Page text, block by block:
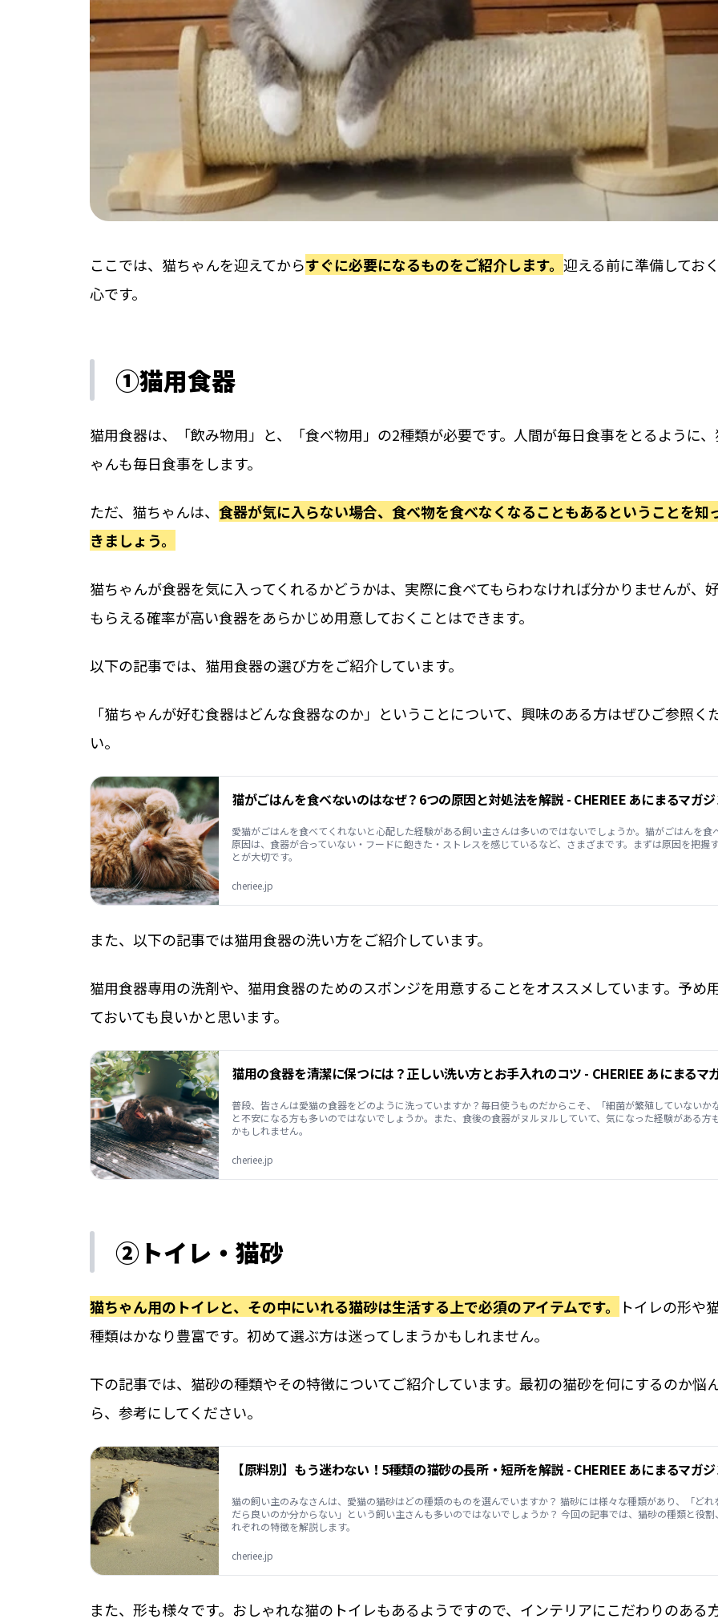
ここでは、猫ちゃんを迎えてからすぐに必要になるものをご紹介します。 迎える前に準備してお
心です。
①猫用食器
猫用食器は、「飲み物用」と、「食べ物用」の2種類が必要です。 人間が毎日食事をとるように、
ゃんも毎日食事をします。
ただ、猫ちゃんは、 食器が気に入らない場合、食べ物を食べなくなることもあるということを知
きましょう。
猫ちゃんが食器を気に入ってくれるかどうかは、実際に食べてもらわなければ分かりませんが、
もらえる確率が高い食器をあらかじめ用意しておくことはできます。
以下の記事では、猫用食器の選び方をご紹介しています。
「猫ちゃんが好む食器はどんな食器なのか」ということについて、興味のある方はぜひご参照く
い。
猫がごはんを食べないのはなぜ？6つの原因と対処法を解説 - CHERIEE あにまるマガ
愛猫がごはんを食べてくれないと心配した経験がある飼い主さんは多いのではないでしょうか。猫がごはんを食
原因は、食器が合っていない・フードに飽きた・ストレスを感じているなど、さまざまです。まずは原因を把握
とが大切です。
cheriee.jp
また、以下の記事では猫用食器の洗い方をご紹介しています。
猫用食器専用の洗剤や、猫用食器のためのスポンジを用意することをオススメしています。予め
ておいても良いかと思います。
普段、皆さんは愛猫の食器をどのように洗っていますか？毎日使うものだからこそ、「細菌が繁殖していないかな
と不安になる方も多いのではないでしょうか。また、食後の食器がヌルヌルしていて、気になった経験がある方
かもしれません。
cheriee.jp
②トイレ・猫砂
猫ちゃん用のトイレと、その中にいれる猫砂は生活する上で必須のアイテムです。
トイレの形や
種類はかなり豊富です。初めて選ぶ方は迷ってしまうかもしれません。
下の記事では、猫砂の種類やその特徴についてご紹介しています。最初の猫砂を何にするのか悩
ら、参考にしてください。
【原料別】もう迷わない！5種類の猫砂の長所・短所を解説 - CHERIEE あにまるマガ
猫の飼い主のみなさんは、愛猫の猫砂はどの種類のものを選んでいますか？ 猫砂には様々な種類があり、「どれ
だら良いのか分からない」という飼い主さんも多いのではないでしょうか？ 今回の記事では、猫砂の種類と役割
れぞれの特徴を解説します。
cheriee.jp
また、形も様々です。おしゃれな猫のトイレもあるようですので、インテリアにこだわりのある方